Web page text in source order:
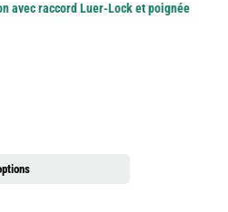
avec raccord Luer-Lock et poignée